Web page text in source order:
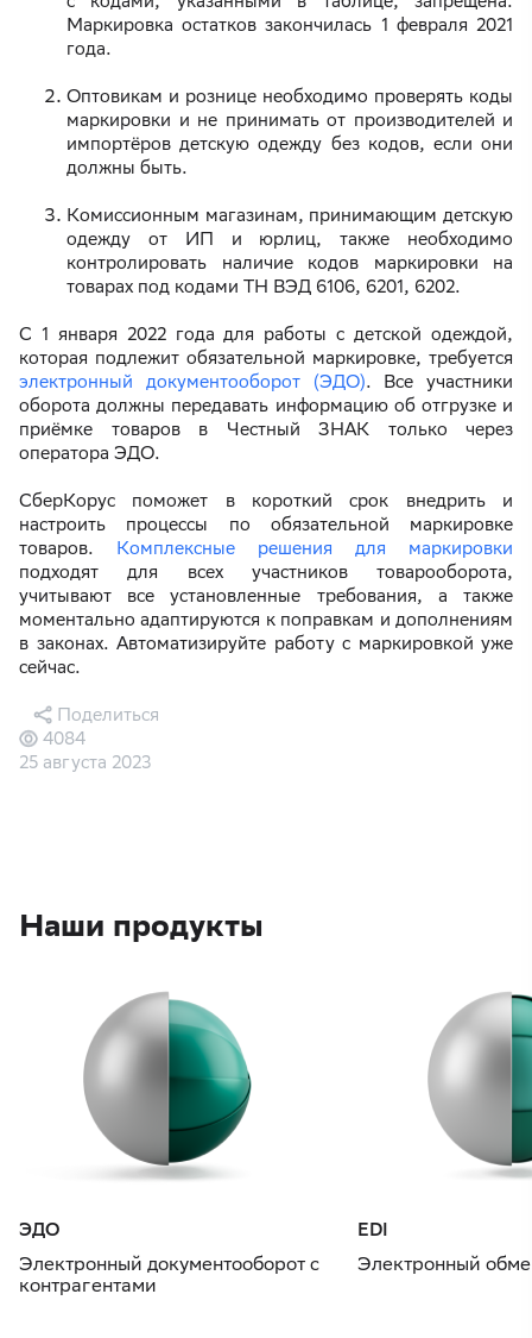
Маркировка остатков закончилась 1 февраля 2021
года.
Оптовикам и рознице необходимо проверять коды
маркировки и не принимать от производителей и
импортёров детскую одежду без кодов, если они
должны быть.
Комиссионным магазинам, принимающим детскую
одежду от ИП и юрлиц, также необходимо
контролировать наличие кодов маркировки на
товарах под кодами ТН ВЭД 6106, 6201, 6202.
С 1 января 2022 года для работы с детской одеждой,
которая подлежит обязательной маркировке, требуется
электронный документооборот (ЭДО). Все участники
оборота должны передавать информацию об отгрузке и
приёмке товаров в Честный ЗНАК только через
оператора ЭДО.
СберКорус поможет в короткий срок внедрить и
настроить процессы по обязательной маркировке
товаров. Комплексные решения для маркировки
подходят для всех участников товарооборота,
учитывают все установленные требования, а также
моментально адаптируются к поправкам и дополнениям
в законах. Автоматизируйте работу с маркировкой уже
сейчас.
25 августа 2023
4084
Поделиться
Наши продукты
ЭДО
Электронный документооборот с
контрагентами
EDI
Электронный